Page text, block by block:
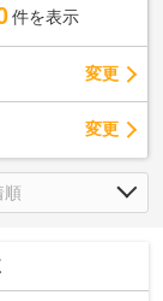
件を表示
変更
変更